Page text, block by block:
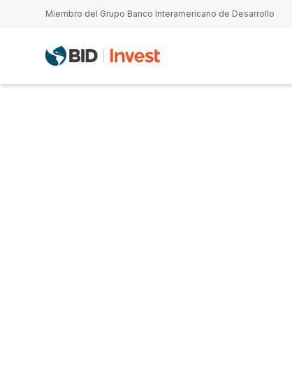
Pasar al contenido principal
Miembro del Grupo Banco Interamericano de Desarrollo